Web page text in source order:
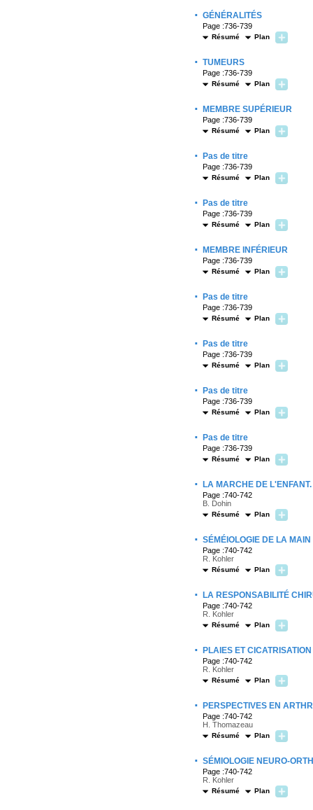
· GÉNÉRALITÉS
Page :736-739
Résumé Plan
· TUMEURS
Page :736-739
Résumé Plan
· MEMBRE SUPÉRIEUR
Page :736-739
Résumé Plan
· Pas de titre
Page :736-739
Résumé Plan
· Pas de titre
Page :736-739
Résumé Plan
· MEMBRE INFÉRIEUR
Page :736-739
Résumé Plan
· Pas de titre
Page :736-739
Résumé Plan
· Pas de titre
Page :736-739
Résumé Plan
· Pas de titre
Page :736-739
Résumé Plan
· Pas de titre
Page :736-739
Résumé Plan
· LA MARCHE DE L'ENFANT.
Page :740-742
B. Dohin
Résumé Plan
· SÉMÉIOLOGIE DE LA MAIN
Page :740-742
R. Kohler
Résumé Plan
· LA RESPONSABILITÉ
Page :740-742
R. Kohler
Résumé Plan
· PLAIES ET
Page :740-742
R. Kohler
Résumé Plan
· PERSPECTIVES EN
Page :740-742
H. Thomazeau
Résumé Plan
· SÉMIOLOGIE NEURO-
Page :740-742
R. Kohler
Résumé Plan